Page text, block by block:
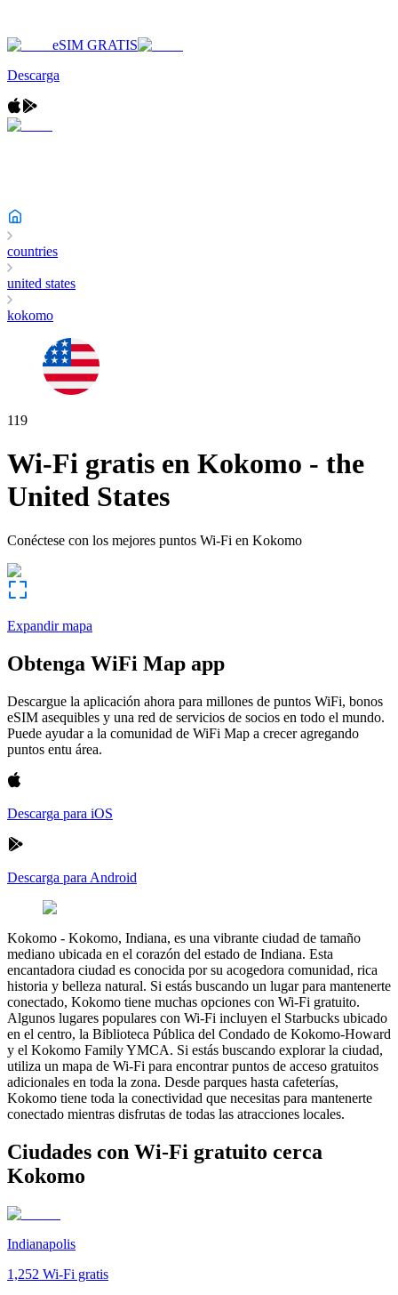
eSIM GRATIS
Descarga
countries
united states
kokomo
119
Wi-Fi gratis en Kokomo - the
United States
Conéctese con los mejores puntos Wi-Fi en Kokomo
Expandir mapa
Obtenga WiFi Map app
Descargue la aplicación ahora para millones de puntos WiFi, bonos
eSIM asequibles y una red de servicios de socios en todo el mundo.
Puede ayudar a la comunidad de WiFi Map a crecer agregando
puntos entu área.
Descarga para iOS
Descarga para Android
Kokomo - Kokomo, Indiana, es una vibrante ciudad de tamaño
mediano ubicada en el corazón del estado de Indiana. Esta
encantadora ciudad es conocida por su acogedora comunidad, rica
historia y belleza natural. Si estás buscando un lugar para mantenerte
conectado, Kokomo tiene muchas opciones con Wi-Fi gratuito.
Algunos lugares populares con Wi-Fi incluyen el Starbucks ubicado
en el centro, la Biblioteca Pública del Condado de Kokomo-Howard
y el Kokomo Family YMCA. Si estás buscando explorar la ciudad,
utiliza un mapa de Wi-Fi para encontrar puntos de acceso gratuitos
adicionales en toda la zona. Desde parques hasta cafeterías,
Kokomo tiene toda la conectividad que necesitas para mantenerte
conectado mientras disfrutas de todas las atracciones locales.
Ciudades con Wi-Fi gratuito cerca
Kokomo
Indianapolis
1,252 Wi-Fi gratis